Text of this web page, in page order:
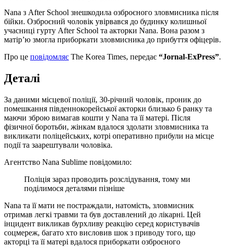
Nana з After School знешкодила озброєного зловмисника після
бійки. Озброєний чоловік увірвався до будинку колишньої
учасниці гурту After School та акторки Nana. Вона разом з
матір’ю змогла приборкати зловмисника до прибуття офіцерів.
Про це повідомляє The Korea Times, передає “Jornal-ExPress”.
Деталі
За даними місцевої поліції, 30-річний чоловік, проник до
помешкання південнокорейської акторки близько 6 ранку та
маючи зброю вимагав кошти у Nana та її матері. Після
фізичної боротьби, жінкам вдалося здолати зловмисника та
викликати поліцейських, котрі оперативно прибули на місце
події та заарештували чоловіка.
Агентство Nana Sublime повідомило:
Поліція зараз проводить розслідування, тому ми
поділимося деталями пізніше
Nana та її мати не постраждали, натомість, зловмисник
отримав легкі травми та був доставлений до лікарні. Цей
інцидент викликав бурхливу реакцію серед користувачів
соцмереж, багато хто висловив шок з приводу того, що
акторці та її матері вдалося приборкати озброєного